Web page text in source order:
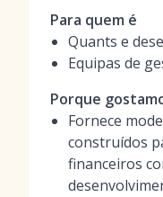
Para quem é
Quants e
Equipas de
Porque
Fornece
construídos
financeiros